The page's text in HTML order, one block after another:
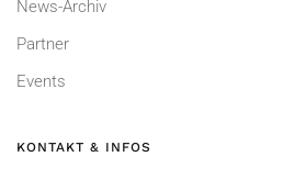
News-Archiv
Partner
Events
KONTAKT & INFOS